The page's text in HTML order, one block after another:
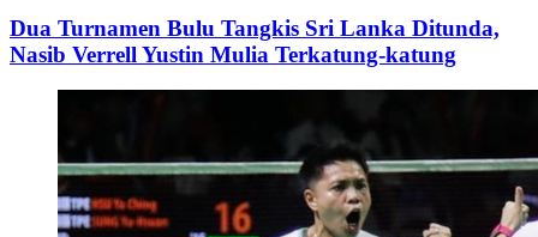
Dua Turnamen Bulu Tangkis Sri Lanka Ditunda,
Nasib Verrell Yustin Mulia Terkatung-katung